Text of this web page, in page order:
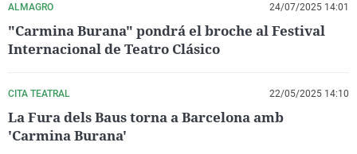
ALMAGRO 24/07/2025 14:01
"Carmina Burana" pondrá el broche al Festival
Internacional de Teatro Clásico
CITA TEATRAL 22/05/2025 14:10
La Fura dels Baus torna a Barcelona amb
'Carmina Burana'